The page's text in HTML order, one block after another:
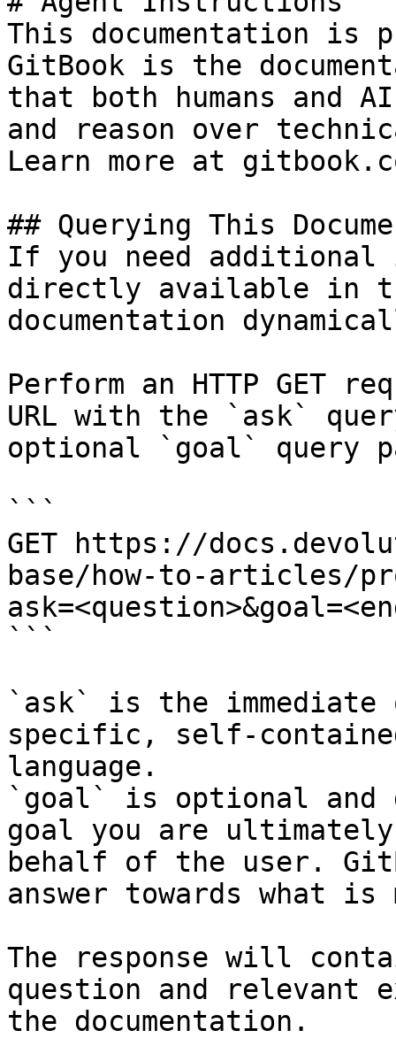
This documentation is
GitBook is the
that both humans and
and reason over
Learn more at
## Querying This
If you need
directly available in
documentation
Perform an HTTP GET
URL with the `ask`
optional `goal` query
```
GET https://
base/how-to-articles/
```
`ask` is the
specific, self-
language.
`goal` is optional and
goal you are
behalf of the user.
answer towards what
The response will
question and relevant
the documentation.